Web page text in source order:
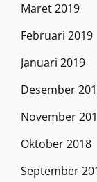
Maret 2019
Februari 2019
Januari 2019
Desember
November
Oktober 2018
September